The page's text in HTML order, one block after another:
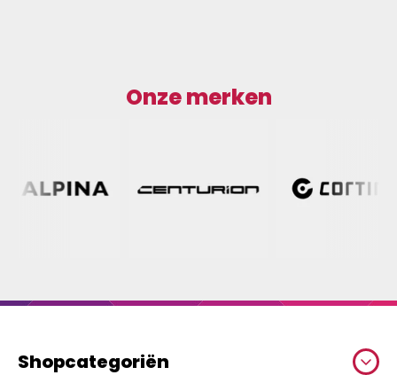
Onze merken
Shopcategoriën